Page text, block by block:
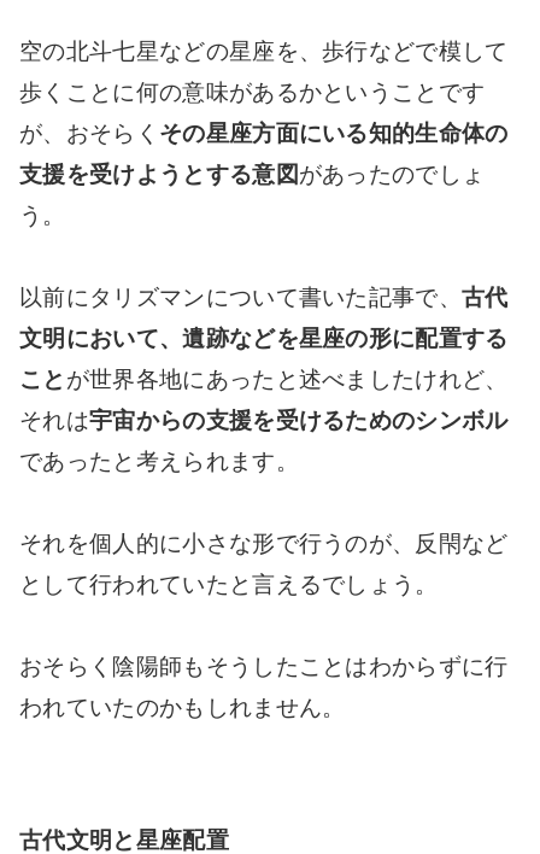
空の北斗七星などの星座を、歩行などで模して
歩くことに何の意味があるかということです
が、おそらく その星座方面にいる知的生命体の
支援を受けようとする意図があったのでしょ
う。
以前にタリズマンについて書いた記事で、古代
文明において、遺跡などを星座の形に配置する
こと が世界各地にあったと述べましたけれど、
それは宇宙からの支援を受けるためのシンボル
であったと考えられます。
それを個人的に小さな形で行うのが、反閇など
として行われていたと言えるでしょう。
おそらく陰陽師もそうしたことはわからずに行
われていたのかもしれません。
古代文明と星座配置